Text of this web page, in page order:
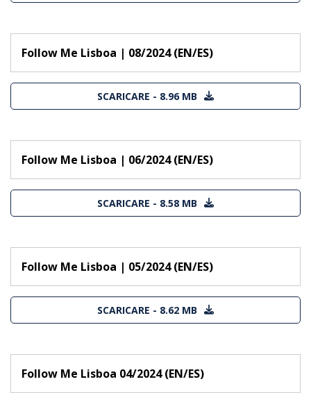
Follow Me Lisboa | 08/2024 (EN/ES)
SCARICARE - 8.96 MB
Follow Me Lisboa | 06/2024 (EN/ES)
SCARICARE - 8.58 MB
Follow Me Lisboa | 05/2024 (EN/ES)
SCARICARE - 8.62 MB
Follow Me Lisboa 04/2024 (EN/ES)